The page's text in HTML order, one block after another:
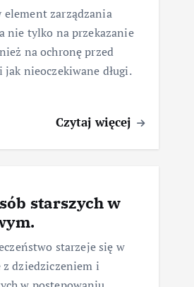
element zarządzania
nie tylko na przekazanie
na ochronę przed
nieoczekiwane długi.
Czytaj więcej
starszych w
starzeje się w
dziedziczeniem i